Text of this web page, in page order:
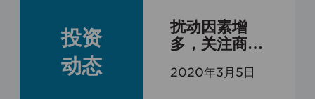
投资
动态
扰动因素增
多，关注商品
会
2020年3月5日
款、股票、债券、基金份额、资产管
理计划、银行理财产品、信托计划、
保险产品、期货权益等。）
2、下列投资者视为合格投资者：